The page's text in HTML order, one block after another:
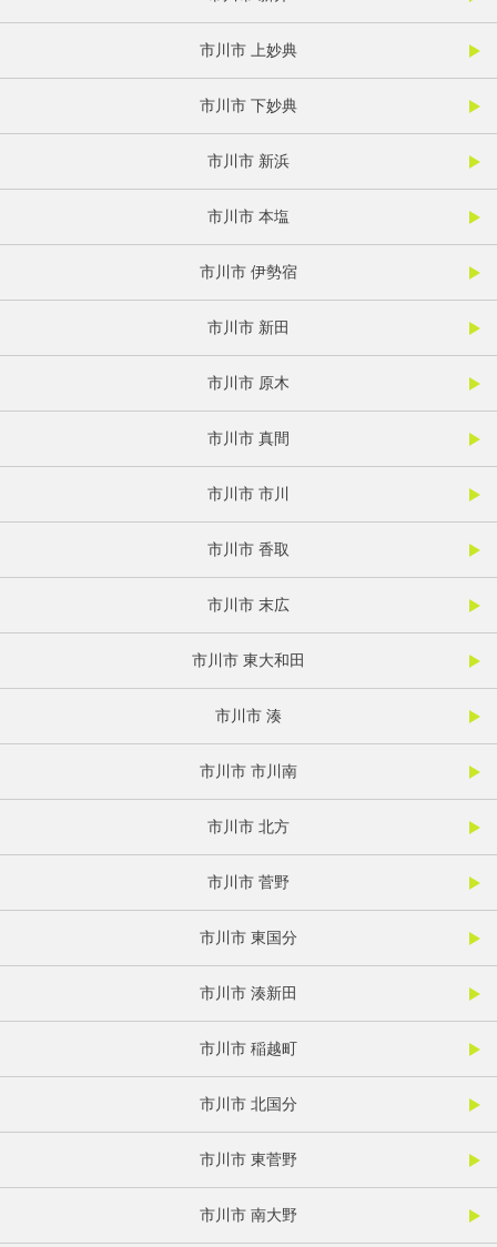
市川市 上妙典
市川市 下妙典
市川市 新浜
市川市 本塩
市川市 伊勢宿
市川市 新田
市川市 原木
市川市 真間
市川市 市川
市川市 香取
市川市 末広
市川市 東大和田
市川市 湊
市川市 市川南
市川市 北方
市川市 菅野
市川市 東国分
市川市 湊新田
市川市 稲越町
市川市 北国分
市川市 東菅野
市川市 南大野